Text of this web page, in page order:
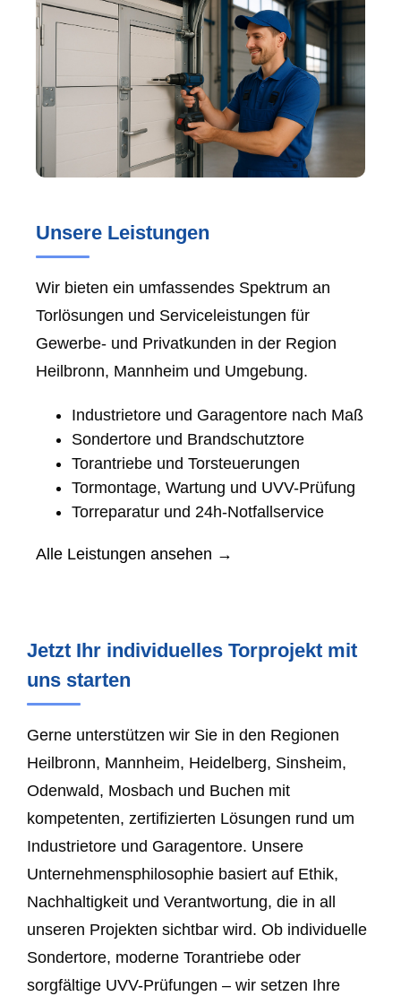
Unsere Leistungen
Wir bieten ein umfassendes Spektrum an
Torlösungen und Serviceleistungen für
Gewerbe- und Privatkunden in der Region
Heilbronn, Mannheim und Umgebung.
Industrietore und Garagentore nach Maß
Sondertore und Brandschutztore
Torantriebe und Torsteuerungen
Tormontage, Wartung und UVV-Prüfung
Torreparatur und 24h-Notfallservice
Alle Leistungen ansehen →
Jetzt Ihr individuelles Torprojekt mit
uns starten
Gerne unterstützen wir Sie in den Regionen
Heilbronn, Mannheim, Heidelberg, Sinsheim,
Odenwald, Mosbach und Buchen mit
kompetenten, zertifizierten Lösungen rund um
Industrietore und Garagentore. Unsere
Unternehmensphilosophie basiert auf Ethik,
Nachhaltigkeit und Verantwortung, die in all
unseren Projekten sichtbar wird. Ob individuelle
Sondertore, moderne Torantriebe oder
sorgfältige UVV-Prüfungen – wir setzen Ihre